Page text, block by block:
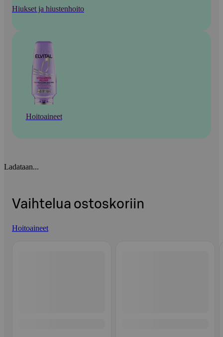
Hiukset ja hiustenhoito
Hoitoaineet
Ladataan...
Vaihtelua ostoskoriin
Hoitoaineet